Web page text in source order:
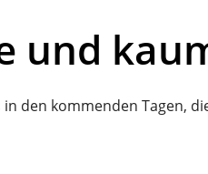
und
den kommenden Tagen,